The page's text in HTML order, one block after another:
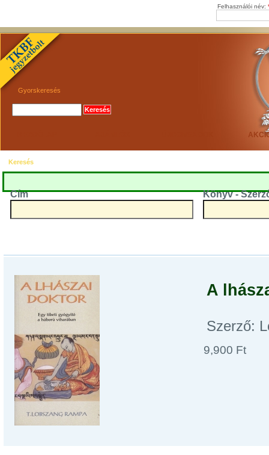
Felhasználói név:
Gyorskeresés
Keresés
Cím Könyv -
A
Szerző:
9,900 Ft